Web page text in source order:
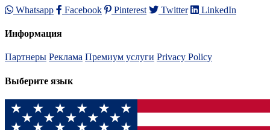
Whatsapp Facebook Pinterest Twitter LinkedIn
Информация
Партнеры Реклама Премиум услуги Privacy Policy
Выберите язык